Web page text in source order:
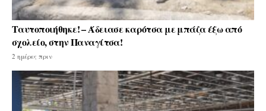
Ταυτοποιήθηκε! – Άδειασε καρότσα με μπάζα έξω από
σχολείο, στην Παναγίτσα!
2 ημέρες πριν